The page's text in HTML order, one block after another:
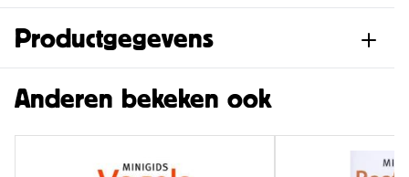
speeltuin, het ideale ontdekkingsparadijs. Dit boek
nodigt kinderen, (groot-) ouders en juffen & meesters
uit om daar creatief gebruik van te maken:
Boordevol tips en ideeën: zien, horen, proeven, voelen
Productgegevens
Artikelnummer 9789050115797
272
Anderen bekeken ook